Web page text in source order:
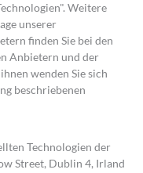
Weitere
unserer
finden Sie bei den
Anbietern und der
wenden Sie sich
beschriebenen
Technologien der
Street, Dublin 4, Irland